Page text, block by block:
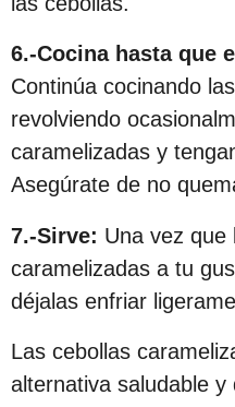
6.-Cocina hasta que
Continúa cocinando
revolviendo
caramelizadas y
Asegúrate de no
7.-Sirve: Una vez que
caramelizadas a tu
déjalas enfriar
Las cebollas
alternativa saludable